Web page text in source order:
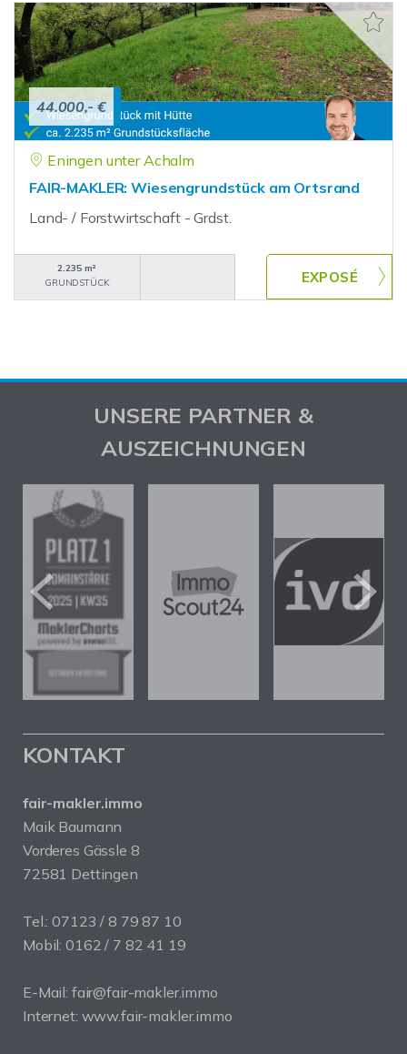
44.000,- €
Eningen unter Achalm
FAIR-MAKLER: Wiesengrundstück am Ortsrand
Land- / Forstwirtschaft - Grdst.
2.235 m²
GRUNDSTÜCK
UNSERE PARTNER &
AUSZEICHNUNGEN
KONTAKT
fair-makler.immo
Maik Baumann
Vorderes Gässle 8
72581 Dettingen
Tel.: 07123 / 8 79 87 10
Mobil: 0162 / 7 82 41 19
E-Mail: fair@fair-makler.immo
Internet: www.fair-makler.immo